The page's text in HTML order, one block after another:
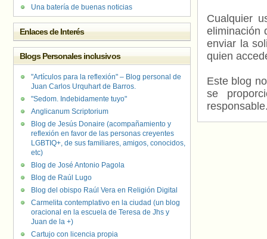
Cualquier
eliminación
enviar la
quien
Este blog
se
Una batería de buenas noticias
Enlaces de Interés
Blogs Personales inclusivos
"Artículos para la reflexión" – Blog personal de
Juan Carlos Urquhart de Barros.
"Sedom. Indebidamente tuyo"
Anglicanum Scriptorium
Blog de Jesús Donaire (acompañamiento y
reflexión en favor de las personas creyentes
LGBTIQ+, de sus familiares, amigos, conocidos,
etc)
Blog de José Antonio Pagola
Blog de Raúl Lugo
Blog del obispo Raúl Vera en Religión Digital
Carmelita contemplativo en la ciudad (un blog
oracional en la escuela de Teresa de Jhs y
Juan de la +)
Cartujo con licencia propia